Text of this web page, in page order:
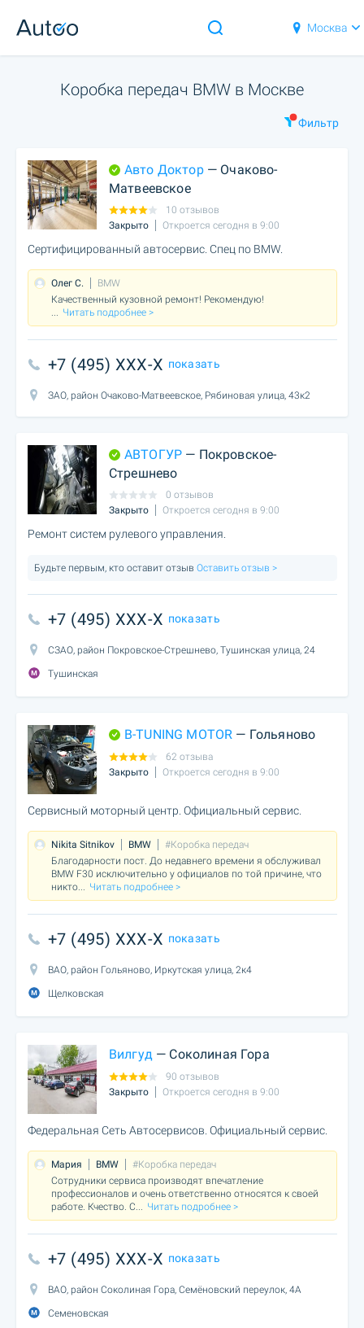
Москва
Коробка передач BMW в Москве
Фильтр
Авто Доктор— Очаково-
Матвеевское
10 отзывов
Закрыто
Откроется сегодня в 9:00
Сертифицированный автосервис. Спец по BMW.
Олег С.
BMW
Качественный кузовной ремонт! Рекомендую!
... Читать подробнее >
+7 (495) XXX-X показать
ЗАО, район Очаково-Матвеевское, Рябиновая улица, 43к2
АВТОГУР — Покровское-
Стрешнево
0 отзывов
Закрыто
Откроется сегодня в 9:00
Ремонт систем рулевого управления.
Будьте первым, кто оставит отзыв Оставить отзыв >
+7 (495) XXX-X показать
СЗАО, район Покровское-Стрешнево, Тушинская улица, 24
Тушинская
B-TUNING MOTOR — Гольяново
62 отзыва
Закрыто
Откроется сегодня в 9:00
Сервисный моторный центр. Официальный сервис.
Nikita Sitnikov BMW
#Коробка передач
Благодарности пост. До недавнего времени я обслуживал
BMW F30 исключительно у официалов по той причине, что
никто... Читать подробнее >
+7 (495) XXX-X показать
ВАО, район Гольяново, Иркутская улица, 2к4
Щелковская
Вилгуд — Соколиная Гора
90 отзывов
Закрыто
Откроется сегодня в 9:00
Федеральная Сеть Автосервисов. Официальный сервис.
Мария BMW
#Коробка передач
Сотрудники сервиса производят впечатление
профессионалов и очень ответственно относятся к своей
работе. Кчество. С... Читать подробнее >
+7 (495) XXX-X показать
ВАО, район Соколиная Гора, Семёновский переулок, 4А
Семеновская